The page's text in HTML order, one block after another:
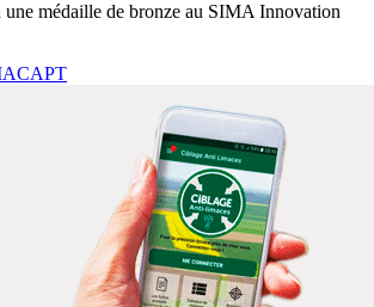
médaille de bronze au SIMA Innovation